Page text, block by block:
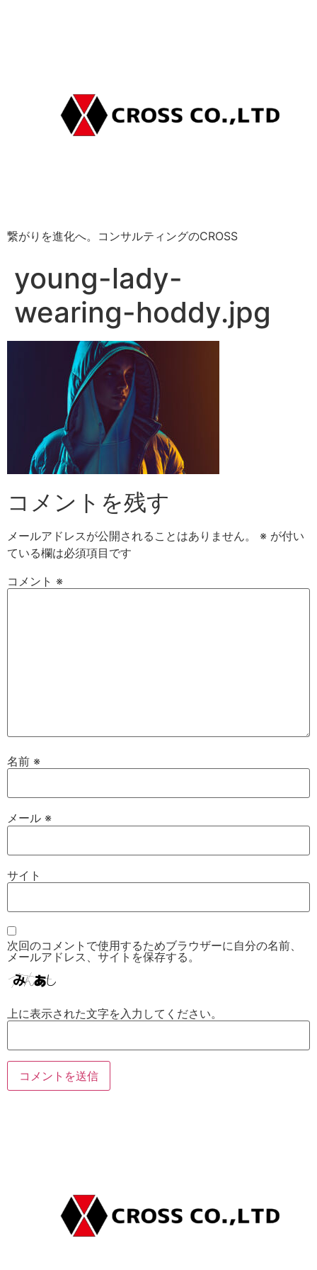
繋がりを進化へ。コンサルティングのCROSS
young-lady-
wearing-hoddy.jpg
コメントを残す
メールアドレスが公開されることはありません。 ※ が付い
ている欄は必須項目です
コメント ※
名前 ※
メール ※
サイト
次回のコメントで使用するためブラウザーに自分の名前、
メールアドレス、サイトを保存する。
上に表示された文字を入力してください。